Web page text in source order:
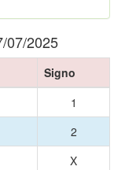
07/2025
Signo
1
2
X